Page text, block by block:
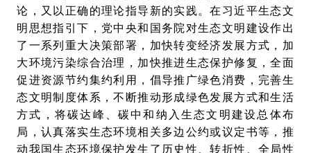
论，又以正确的理论指导新的实践。在习近平生态文
明思想指引下，党中央和国务院对生态文明建设作出
了一系列重大决策部署，加快转变经济发展方式，加
大环境污染综合治理，加快推进生态保护修复，全面
促进资源节约集约利用，倡导推广绿色消费，完善生
态文明制度体系，不断推动形成绿色发展方式和生活
方式，将碳达峰、碳中和纳入生态文明建设总体布
局，认真落实生态环境相关多边公约或议定书等，推
动我国生态环境保护发生了历史性、转折性、全局性